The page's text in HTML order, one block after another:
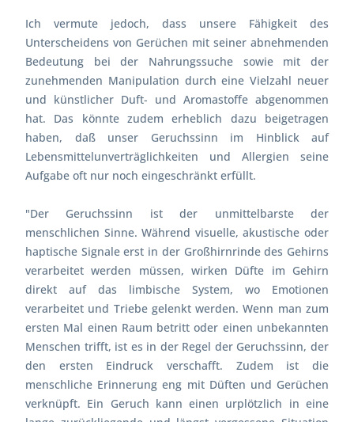
Ich vermute jedoch, dass unsere Fähigkeit des
Unterscheidens von Gerüchen mit seiner abnehmenden
Bedeutung bei der Nahrungssuche sowie mit der
zunehmenden Manipulation durch eine Vielzahl neuer
und künstlicher Duft- und Aromastoffe abgenommen
hat. Das könnte zudem erheblich dazu beigetragen
haben, daß unser Geruchssinn im Hinblick auf
Lebensmittelunverträglichkeiten und Allergien seine
Aufgabe oft nur noch eingeschränkt erfüllt.
"Der Geruchssinn ist der unmittelbarste der
menschlichen Sinne. Während visuelle, akustische oder
haptische Signale erst in der Großhirnrinde des Gehirns
verarbeitet werden müssen, wirken Düfte im Gehirn
direkt auf das limbische System, wo Emotionen
verarbeitet und Triebe gelenkt werden. Wenn man zum
ersten Mal einen Raum betritt oder einen unbekannten
Menschen trifft, ist es in der Regel der Geruchssinn, der
den ersten Eindruck verschafft. Zudem ist die
menschliche Erinnerung eng mit Düften und Gerüchen
verknüpft. Ein Geruch kann einen urplötzlich in eine